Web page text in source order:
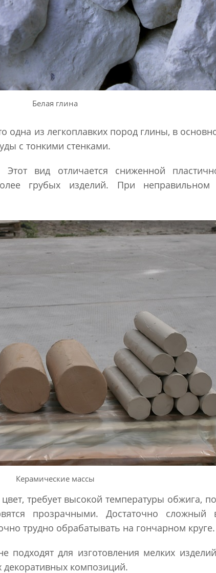
Белая глина
одна из легкоплавких пород глины, в
с тонкими стенками.
Этот вид отличается сниженной
грубых изделий. При
Керамические массы
требует высокой температуры обжига,
прозрачными. Достаточно
трудно обрабатывать на гончарном круге.
подходят для изготовления мелких
декоративных композиций.